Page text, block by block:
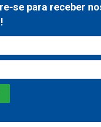
se para receber